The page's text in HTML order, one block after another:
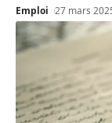
Emploi 27 mars